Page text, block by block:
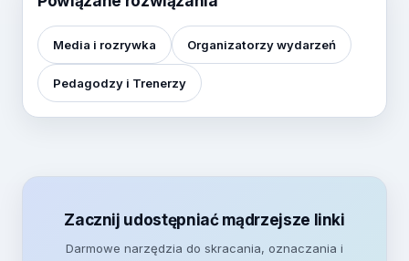
Media i rozrywka Organizatorzy wydarzeń
Pedagodzy i Trenerzy
Zacznij udostępniać mądrzejsze linki
Darmowe narzędzia do skracania, oznaczania i